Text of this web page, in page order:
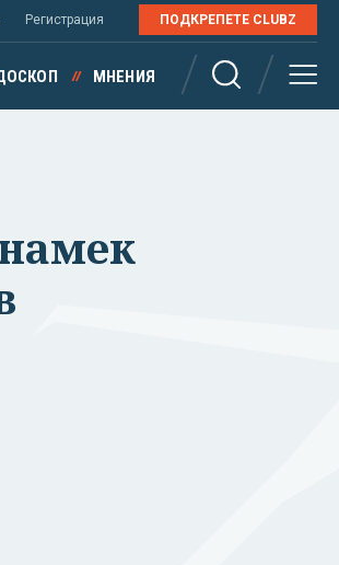
Регистрация ПОДКРЕПЕТЕ CLUBZ
МНЕНИЯ